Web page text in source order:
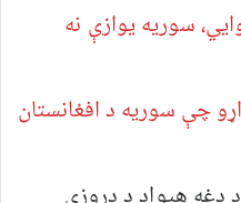
سوریه یوازې نه
چې سوریه د افغانستان